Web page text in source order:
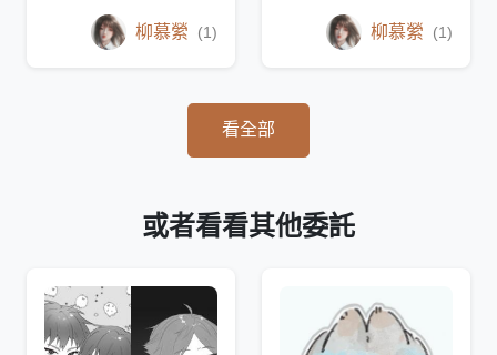
柳慕縈 (1) 柳慕縈 (1)
看全部
或者看看其他委託